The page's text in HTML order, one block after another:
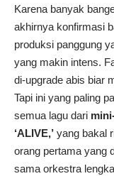
Karena banyak
akhirnya konfirmasi
produksi panggung
yang makin intens.
di-upgrade abis biar
Tapi ini yang paling
semua lagu dari
‘ALIVE,’ yang bakal
orang pertama yang
sama orkestra